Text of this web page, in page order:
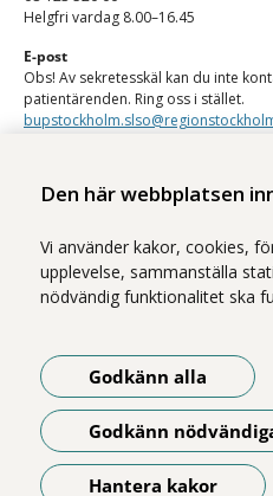
Den här webbplatsen
Vi använder kakor, cookies,
upplevelse, sammanställa
nödvändig funktionalitet ska
Godkänn alla
Godkänn
Hantera kakor
Helgfri vardag 8.00–16.45
E-post
Obs! Av sekretesskäl kan du inte
patientärenden. Ring oss i stället.
1177:s e-tjänster
vården på ett säkert sätt.
Logga in på 1177
Vi ingår i Stockholms läns
sjukvård i Region Stockholms regi.
Illustrationerna på webbplatsen är